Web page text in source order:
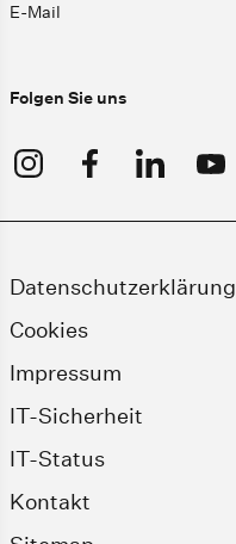
E-Mail
Folgen Sie uns
Datenschutzerklärung
Cookies
Impressum
IT-Sicherheit
IT-Status
Kontakt